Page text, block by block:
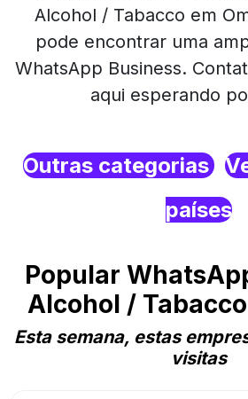
Alcohol / Tabacco em
pode encontrar uma
WhatsApp Business.
aqui esperando
Outras categorias
países
Popular
Alcohol /
Esta semana, estas
visitas